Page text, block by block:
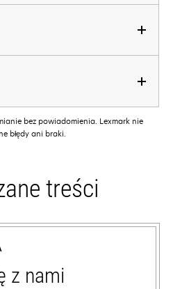
bez powiadomienia. Lexmark nie
błędy ani braki.
treści
z nami